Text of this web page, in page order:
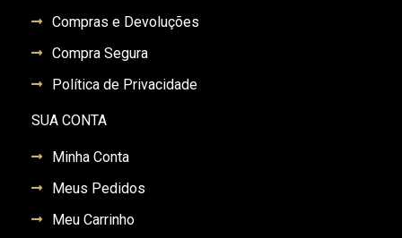
Compras e Devoluções
Compra Segura
Política de Privacidade
SUA CONTA
Minha Conta
Meus Pedidos
Meu Carrinho